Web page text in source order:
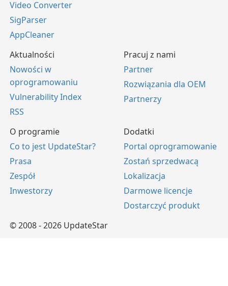
Video Converter
SigParser
AppCleaner
Aktualności
Nowości w
oprogramowaniu
Vulnerability Index
RSS
Pracuj z nami
Partner
Rozwiązania dla OEM
Partnerzy
O programie
Co to jest UpdateStar?
Prasa
Zespół
Inwestorzy
Dodatki
Portal oprogramowanie
Zostań sprzedwacą
Lokalizacja
Darmowe licencje
Dostarczyć produkt
© 2008 - 2026 UpdateStar